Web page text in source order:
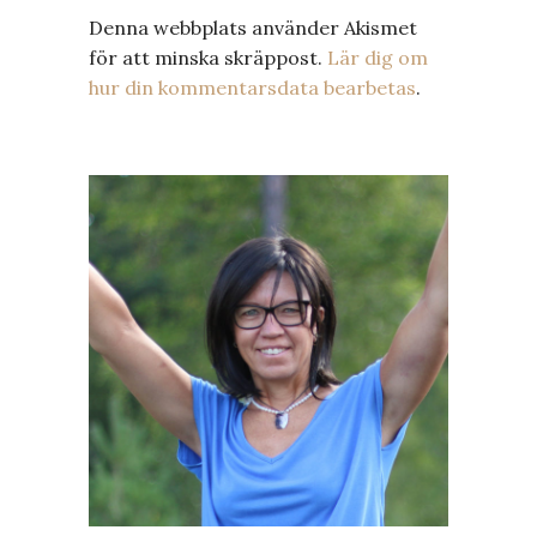
Denna webbplats använder Akismet
för att minska skräppost. Lär dig om
hur din kommentarsdata bearbetas.